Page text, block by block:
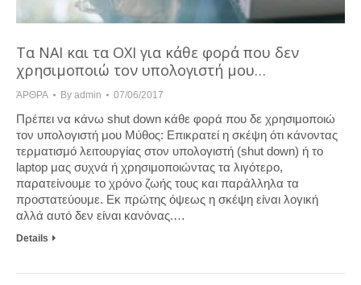
Τα ΝΑΙ και τα ΟΧΙ για κάθε φορά που δεν
χρησιμοποιώ τον υπολογιστή μου…
ΆΡΘΡΑ By admin 07/06/2017
Πρέπει να κάνω shut down κάθε φορά που δε χρησιμοποιώ
τον υπολογιστή μου Μύθος: Επικρατεί η σκέψη ότι κάνοντας
τερματισμό λειτουργίας στον υπολογιστή (shut down) ή το
laptop μας συχνά ή χρησιμοποιώντας τα λιγότερο,
παρατείνουμε το χρόνο ζωής τους και παράλληλα τα
προστατεύουμε. Εκ πρώτης όψεως η σκέψη είναι λογική
αλλά αυτό δεν είναι κανόνας.…
Details